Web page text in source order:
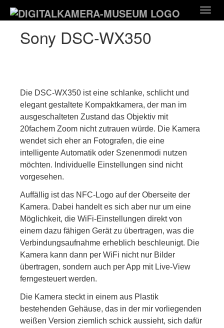
Hauptinhalt
Sony DSC-WX350
Die DSC-WX350 ist eine schlanke, schlicht und
elegant gestaltete Kompaktkamera, der man im
ausgeschalteten Zustand das Objektiv mit
20fachem Zoom nicht zutrauen würde. Die Kamera
wendet sich eher an Fotografen, die eine
intelligente Automatik oder Szenenmodi nutzen
möchten. Individuelle Einstellungen sind nicht
vorgesehen.
Auffällig ist das NFC-Logo auf der Oberseite der
Kamera. Dabei handelt es sich aber nur um eine
Möglichkeit, die WiFi-Einstellungen direkt von
einem dazu fähigen Gerät zu übertragen, was die
Verbindungsaufnahme erheblich beschleunigt. Die
Kamera kann dann per WiFi nicht nur Bilder
übertragen, sondern auch per App mit Live-View
ferngesteuert werden.
Die Kamera steckt in einem aus Plastik
bestehenden Gehäuse, das in der mir vorliegenden
weißen Version ziemlich schick aussieht, sich dafür